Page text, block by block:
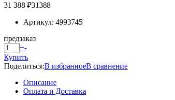
31 388 ₽31388
Артикул: 4993745
предзаказ
+-
Купить
Поделиться:В избранноеВ сравнение
Описание
Оплата и Доставка